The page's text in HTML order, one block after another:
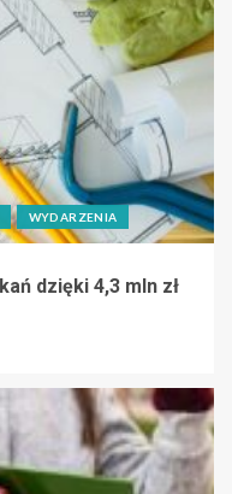
WYDARZENIA
dzięki 4,3 mln zł